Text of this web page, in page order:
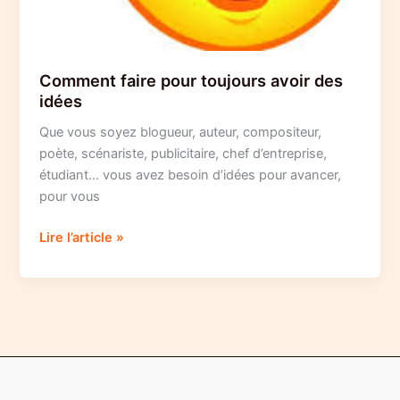
Comment faire pour toujours avoir des
idées
Que vous soyez blogueur, auteur, compositeur,
poète, scénariste, publicitaire, chef d’entreprise,
étudiant… vous avez besoin d’idées pour avancer,
pour vous
Comment
pour
Lire l’article »